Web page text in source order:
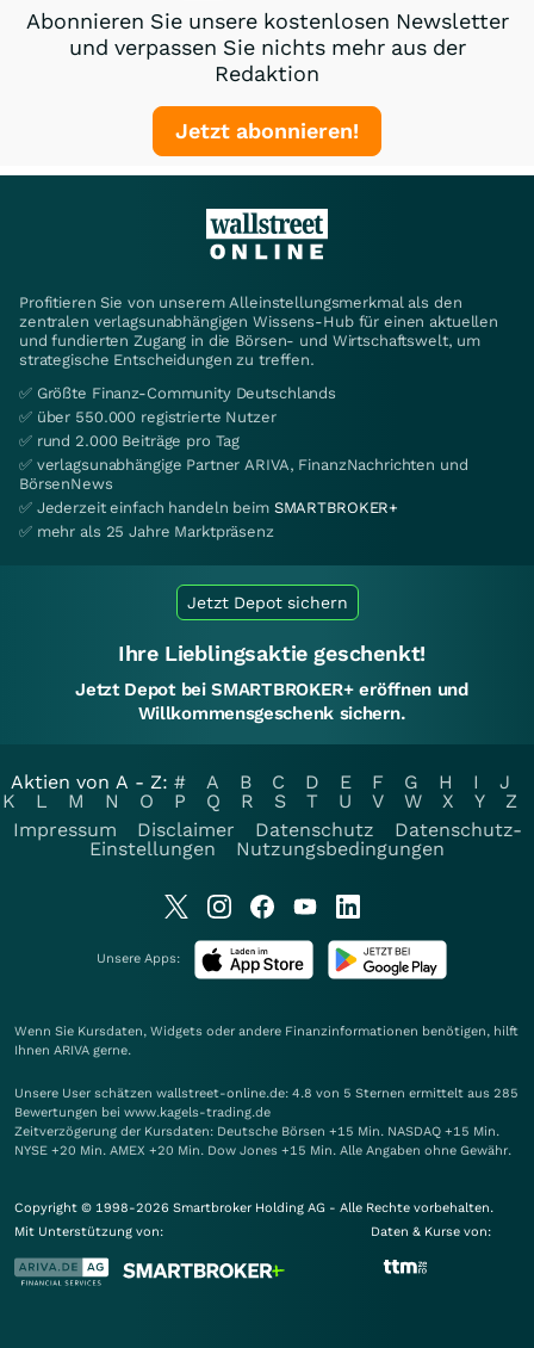
Abonnieren Sie unsere kostenlosen Newsletter
und verpassen Sie nichts mehr aus der
Redaktion
Jetzt abonnieren!
Profitieren Sie von unserem Alleinstellungsmerkmal als den
zentralen verlagsunabhängigen Wissens-Hub für einen aktuellen
und fundierten Zugang in die Börsen- und Wirtschaftswelt, um
strategische Entscheidungen zu treffen.
✅ Größte Finanz-Community Deutschlands
✅ über 550.000 registrierte Nutzer
✅ rund 2.000 Beiträge pro Tag
✅ verlagsunabhängige Partner ARIVA, FinanzNachrichten und
BörsenNews
✅ Jederzeit einfach handeln beim SMARTBROKER+
✅ mehr als 25 Jahre Marktpräsenz
Jetzt Depot sichern
Ihre Lieblingsaktie geschenkt!
Jetzt Depot bei SMARTBROKER+ eröffnen und
Willkommensgeschenk sichern.
Aktien von A - Z: # A B C D E F G H I
J
K
L M N O P Q R S T U V W X Y
Z
Impressum
Disclaimer Datenschutz
Datenschutz-
Einstellungen
Nutzungsbedingungen
Unsere Apps:
Wenn Sie Kursdaten, Widgets oder andere Finanzinformationen benötigen, hilft
Ihnen ARIVA gerne.
Unsere User schätzen wallstreet-online.de: 4.8 von 5 Sternen ermittelt aus 285
Bewertungen bei www.kagels-trading.de
Zeitverzögerung der Kursdaten: Deutsche Börsen +15 Min. NASDAQ +15 Min.
NYSE +20 Min. AMEX +20 Min. Dow Jones +15 Min. Alle Angaben ohne Gewähr.
Copyright © 1998-2026 Smartbroker Holding AG - Alle Rechte vorbehalten.
Mit Unterstützung von:
Daten & Kurse von: